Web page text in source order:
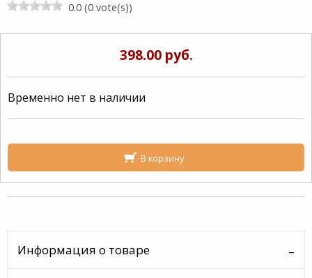
0.0 (0 vote(s))
398.00 руб.
Временно нет в наличии
В корзину
Информация о товаре